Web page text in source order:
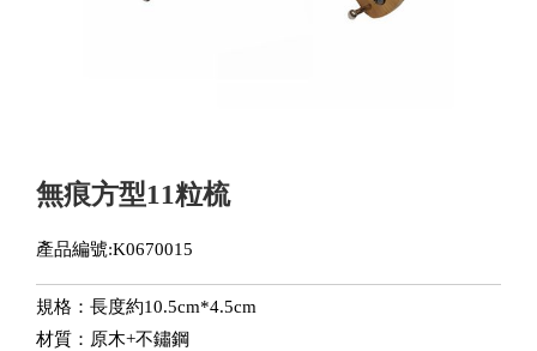
無痕方型11粒梳
產品編號:K0670015
規格：長度約10.5cm*4.5cm
材質：原木+不鏽鋼